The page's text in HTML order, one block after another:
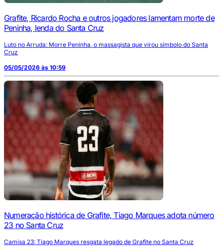
Grafite, Ricardo Rocha e outros jogadores lamentam morte de
Peninha, lenda do Santa Cruz
Luto no Arruda: Morre Peninha, o massagista que virou símbolo do Santa
Cruz
05/05/2026 às 10:59
Numeração histórica de Grafite, Tiago Marques adota número
23 no Santa Cruz
Camisa 23: Tiago Marques resgata legado de Grafite no Santa Cruz